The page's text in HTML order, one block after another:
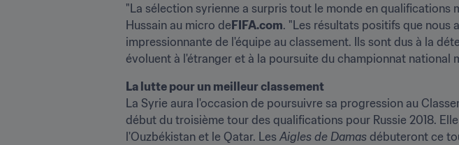
"La sélection syrienne a surpris tout le monde en qualifications
Hussain au micro deFIFA.com. "Les résultats positifs que nous
impressionnante de l'équipe au classement. Ils sont dus à la
évoluent à l'étranger et à la poursuite du championnat national
La lutte pour un meilleur classement
La Syrie aura l'occasion de poursuivre sa progression au
début du troisième tour des qualifications pour Russie 2018.
l'Ouzbékistan et le Qatar. Les Aigles de Damas débuteront ce